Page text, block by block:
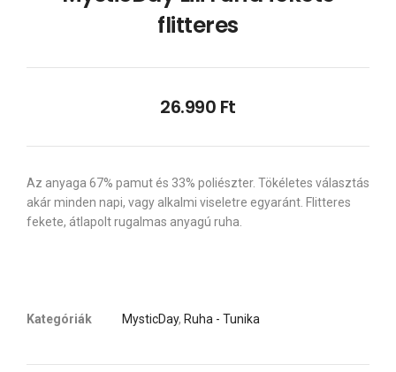
flitteres
26.990 Ft
Az anyaga 67% pamut és 33% poliészter. Tökéletes választás
akár minden napi, vagy alkalmi viseletre egyaránt. Flitteres
fekete, átlapolt rugalmas anyagú ruha.
Kategóriák MysticDay, Ruha - Tunika